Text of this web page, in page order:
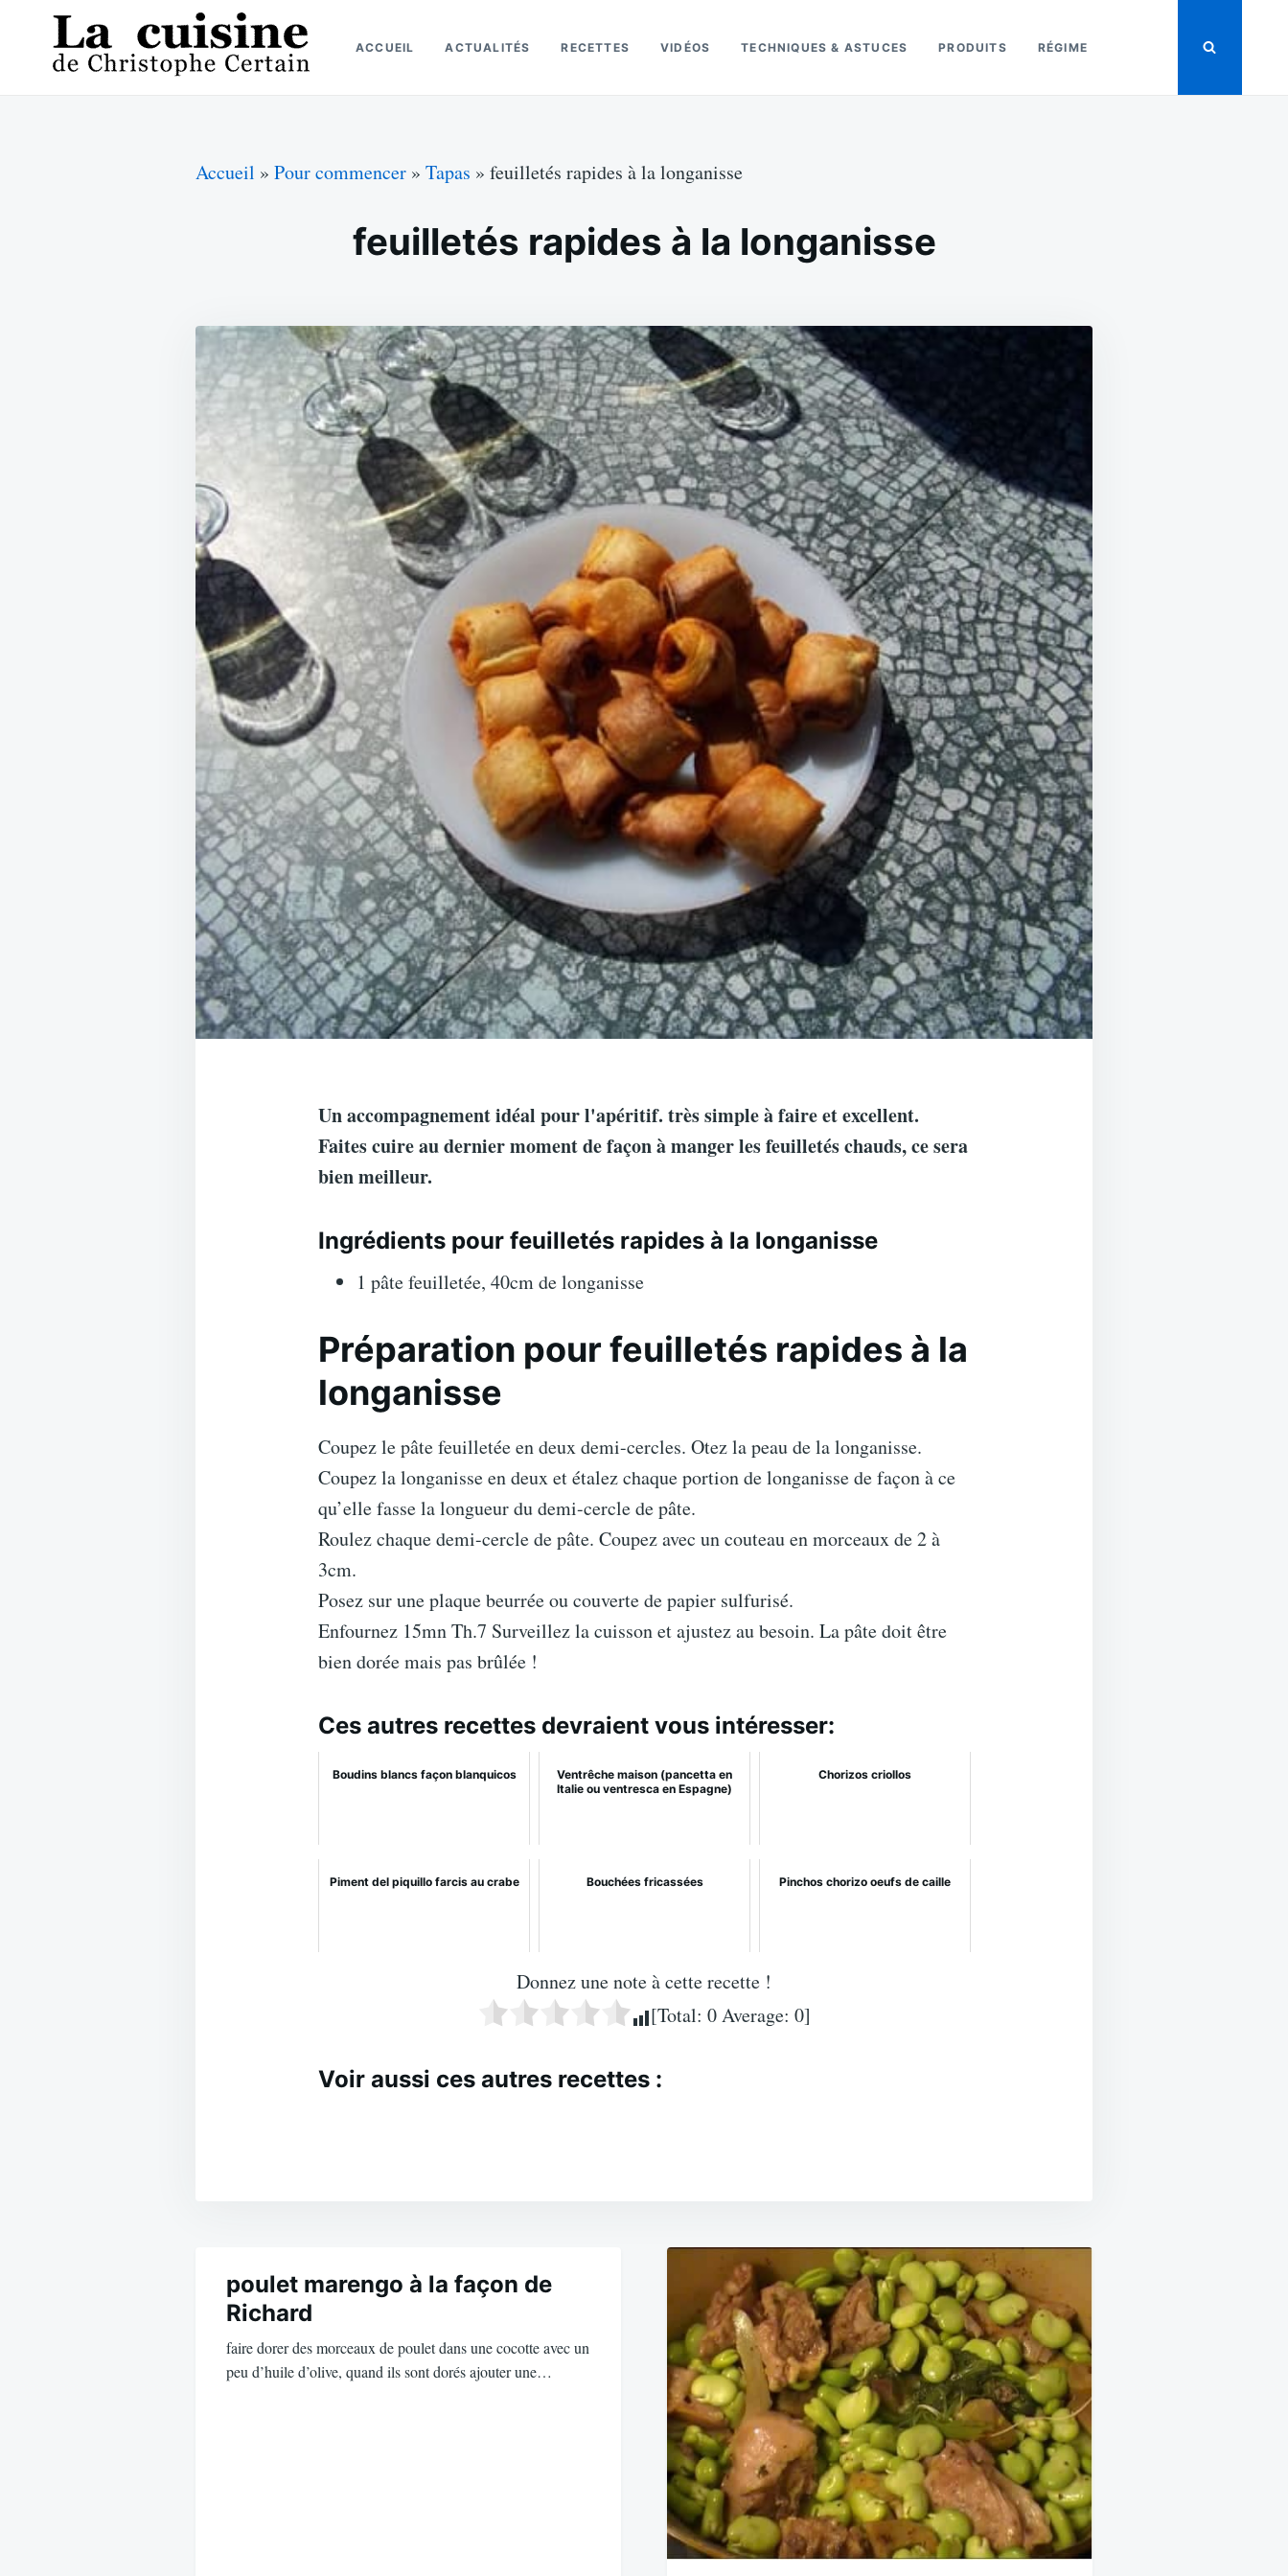
content
for:
ACCUEIL ACTUALITÉS RECETTES VIDÉOS TECHNIQUES & ASTUCES PRODUITS RÉGIME
Accueil » Pour commencer » Tapas » feuilletés rapides à la longanisse
feuilletés rapides à la longanisse
Un accompagnement idéal pour l'apéritif. très simple à faire et excellent.
Faites cuire au dernier moment de façon à manger les feuilletés chauds, ce sera
bien meilleur.
Ingrédients pour feuilletés rapides à la longanisse
1 pâte feuilletée, 40cm de longanisse
Préparation pour feuilletés rapides à la
longanisse
Coupez le pâte feuilletée en deux demi-cercles. Otez la peau de la longanisse.
Coupez la longanisse en deux et étalez chaque portion de longanisse de façon à ce
qu’elle fasse la longueur du demi-cercle de pâte.
Roulez chaque demi-cercle de pâte. Coupez avec un couteau en morceaux de 2 à
3cm.
Posez sur une plaque beurrée ou couverte de papier sulfurisé.
Enfournez 15mn Th.7 Surveillez la cuisson et ajustez au besoin. La pâte doit être
bien dorée mais pas brûlée !
Ces autres recettes devraient vous intéresser:
Boudins blancs façon blanquicos
Ventrêche maison (pancetta en
Italie ou ventresca en Espagne)
Chorizos criollos
Piment del piquillo farcis au crabe Bouchées fricassées Pinchos chorizo oeufs de caille
Donnez une note à cette recette !
[Total: 0Average: 0]
Voir aussi ces autres recettes :
de
l’article
poulet marengo à la façon de
Richard
faire dorer des morceaux de poulet dans une cocotte avec un
peu d’huile d’olive, quand ils sont dorés ajouter une…